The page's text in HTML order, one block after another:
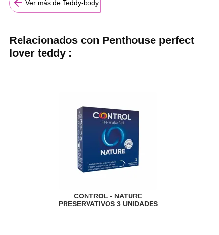
Ver más de Teddy-body
Relacionados con Penthouse perfect
lover teddy :
CONTROL - NATURE
PRESERVATIVOS 3 UNIDADES